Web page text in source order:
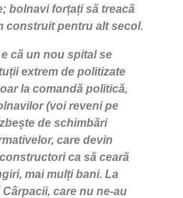
bolnavi forțați să treacă
construit pentru alt secol.
că un nou spital se
extrem de politizate
la comandă politică,
(voi reveni pe
de schimbări
care devin
ca să ceară
mai mulți bani. La
care nu ne-au